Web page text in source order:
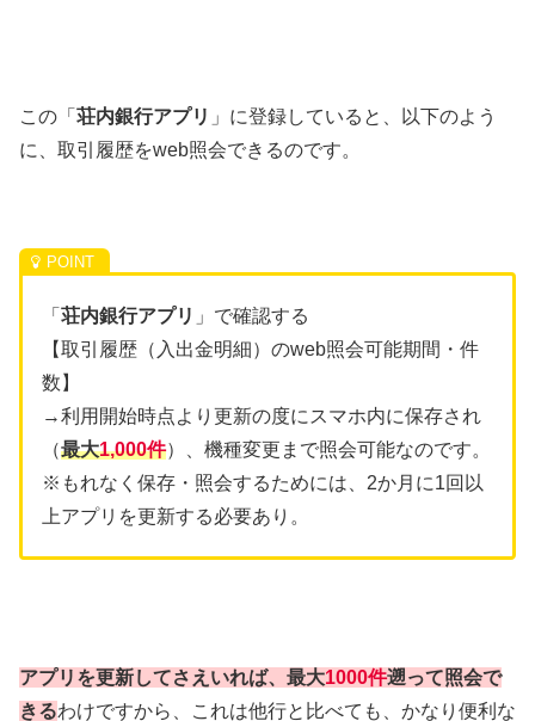
この「 荘内銀行アプリ 」に登録していると、以下のよう
に、取引履歴をweb照会できるのです。
「 荘内銀行アプリ 」で確認する
【取引履歴（入出金明細）のweb照会可能期間・件
数】
→利用開始時点より更新の度にスマホ内に保存され
（最大1,000件）、機種変更まで照会可能なのです。
※もれなく保存・照会するためには、2か月に1回以
上アプリを更新する必要あり。
アプリを更新してさえいれば、最大1000件遡って照会で
きるわけですから、これは他行と比べても、かなり便利な